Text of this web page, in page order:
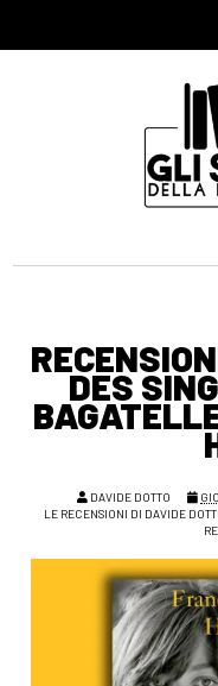
DES
DAVIDE DOTTO
LE RECENSIONI DI DAVIDE